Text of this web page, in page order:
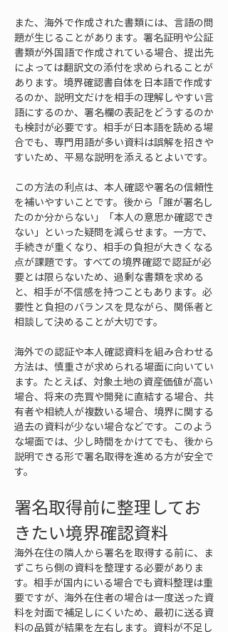
また、海外で作成された書類には、言語の問
題が生じることがあります。署名証明や公証
書類が外国語で作成されている場合、提出先
によっては翻訳文の添付を求められることが
あります。境界確認書自体を日本語で作成す
るのか、説明文だけを相手の理解しやすい言
語にするのか、署名欄の表記をどうするのか
も検討が必要です。相手が日本語を読める場
合でも、専門用語が多い資料は誤解を招きや
すいため、平易な説明を添えるとよいです。
この方法の利点は、本人確認や署名の信頼性
を補いやすいことです。後から「誰が署名し
たのか分からない」「本人の意思か確認でき
ない」といった疑問を減らせます。一方で、
手続きが重くなり、相手の負担が大きくなる
点が課題です。すべての境界確認で認証が必
要とは限らないため、過剰な書類を求める
と、相手が不信感を持つこともあります。必
要性と負担のバランスを見ながら、関係者と
相談して決めることが大切です。
海外での認証や本人確認資料を組み合わせる
方法は、慎重さが求められる場面に向いてい
ます。たとえば、対象土地の資産価値が高い
場合、将来の売買や開発に直結する場合、共
有者や相続人が複数いる場合、境界に関する
過去の資料が少ない場合などです。このよう
な場面では、少し時間をかけてでも、後から
説明できる形で署名取得を進める方が安全で
す。
署名取得前に整理してお
きたい境界確認資料
海外在住の隣人から署名を取得する前に、ま
ずこちら側の資料を整理する必要がありま
す。相手が国内にいる場合でも資料整理は重
要ですが、海外在住者の場合は一度送った資
料を対面で補足しにくいため、最初に送る資
料の品質が結果を左右します。資料が不足し